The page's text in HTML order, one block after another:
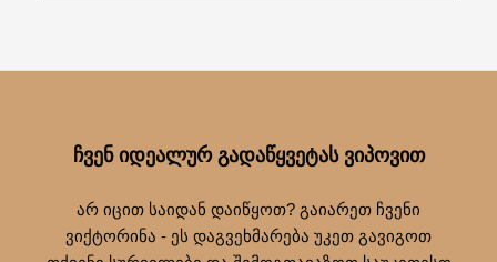
ᲩᲕᲔᲜ ᲘᲓᲔᲐᲚᲣᲠ ᲒᲐᲓᲐᲬᲧᲕᲔᲢᲐᲡ ᲕᲘᲞᲝᲕᲘᲗ
არ იცით საიდან დაიწყოთ? გაიარეთ ჩვენი
ვიქტორინა - ეს დაგვეხმარება უკეთ გავიგოთ